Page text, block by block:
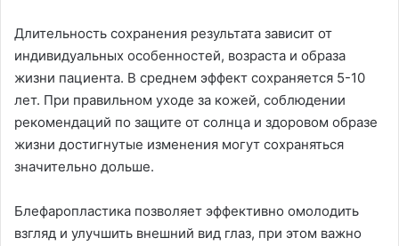
Длительность сохранения результата зависит от
индивидуальных особенностей, возраста и образа
жизни пациента. В среднем эффект сохраняется 5-10
лет. При правильном уходе за кожей, соблюдении
рекомендаций по защите от солнца и здоровом образе
жизни достигнутые изменения могут сохраняться
значительно дольше.
Блефаропластика позволяет эффективно омолодить
взгляд и улучшить внешний вид глаз, при этом важно